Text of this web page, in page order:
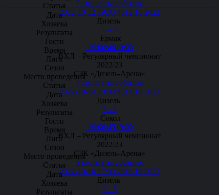
Результаты события
2022-10-12 19:00:4612.10.2022
Дизель
5 - 2
Ермак
19:00:4619:00
ВХЛ – Регулярный чемпионат
2022/23
СЗК «Дизель-Арена»
Результаты события
2022-10-14 19:00:4514.10.2022
Дизель
5 - 2
Сокол
19:00:4519:00
ВХЛ – Регулярный чемпионат
2022/23
СЗК «Дизель-Арена»
Результаты события
2022-10-16 17:00:2816.10.2022
Дизель
2 - 3